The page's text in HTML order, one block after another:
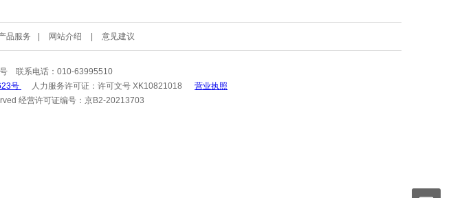
品服务 网站介绍 意见建议
联系电话：010-63995510
号 人力服务许可证： 许可文号 XK10821018
营业执照
经营许可证编号：京B2-20213703